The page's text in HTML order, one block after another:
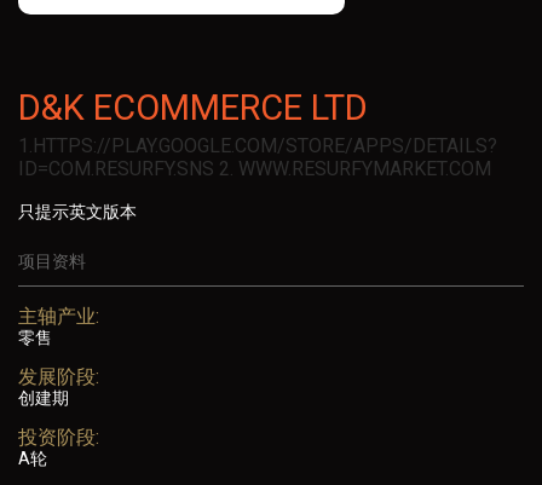
D&K ECOMMERCE LTD
1.HTTPS://PLAY.GOOGLE.COM/STORE/APPS/DETAILS?
ID=COM.RESURFY.SNS 2. WWW.RESURFYMARKET.COM
只提示英文版本
项目资料
主轴产业:
零售
发展阶段:
创建期
投资阶段:
A轮